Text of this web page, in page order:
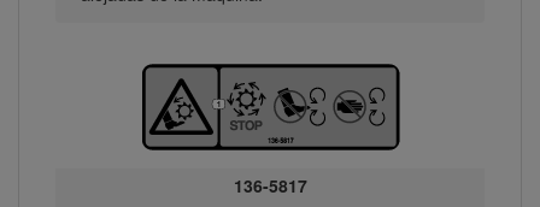
136-5817